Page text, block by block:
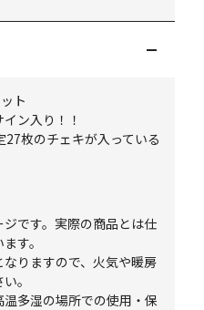
ト
ン入り！！
枚のチェキが入っている
です。実際の商品とは仕
す。
りますので、火気や暖房
。
多湿の場所での使用・保